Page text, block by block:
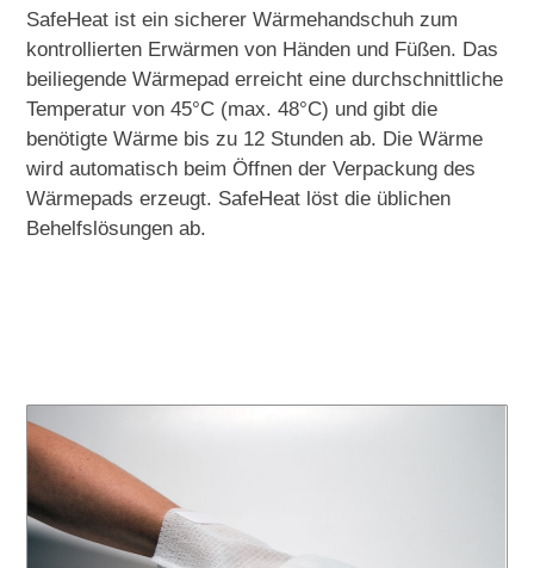
SafeHeat ist ein sicherer Wärmehandschuh zum
kontrollierten Erwärmen von Händen und Füßen. Das
beiliegende Wärmepad erreicht eine durchschnittliche
Temperatur von 45°C (max. 48°C) und gibt die
benötigte Wärme bis zu 12 Stunden ab. Die Wärme
wird automatisch beim Öffnen der Verpackung des
Wärmepads erzeugt. SafeHeat löst die üblichen
Behelfslösungen ab.